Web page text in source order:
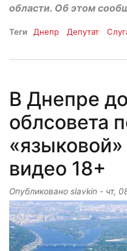
области. Об этом
Теги Днепр Депутат
В Днепре
облсовета
видео 18+
Опубликовано slavkin - чт,